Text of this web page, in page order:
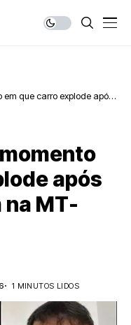
que carro explode após
após
MT-
1 MINUTOS LIDOS